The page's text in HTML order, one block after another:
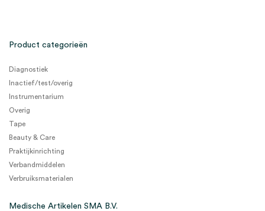
Product categorieën
Diagnostiek
Inactief/test/overig
Instrumentarium
Overig
Tape
Beauty & Care
Praktijkinrichting
Verbandmiddelen
Verbruiksmaterialen
Medische Artikelen SMA B.V.